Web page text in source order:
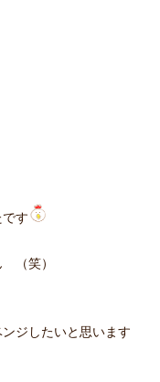
す
（笑）
ジしたいと思います